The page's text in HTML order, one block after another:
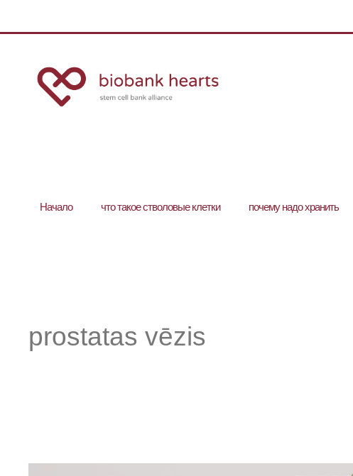
Hачало что такое стволовые клетки почему надо хранить
prostatas vēzis